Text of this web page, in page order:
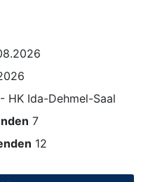
HK Ida-Dehmel-Saal
7
12